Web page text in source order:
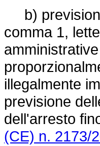
b)
comma 1,
illegalmente
previsione
dell'arresto
(CE) n. 2173/